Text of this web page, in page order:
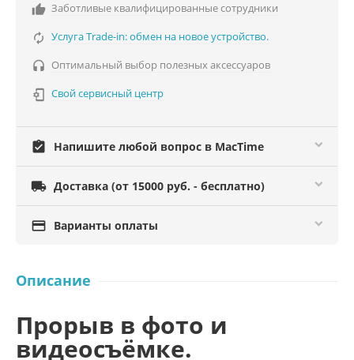
 Заботливые квалифицированные сотрудники
 Услуга Trade-in: обмен на новое устройство.
 Оптимальный выбор полезных аксессуаров
 Свой сервисный центр
assignment_turned_in Напишите любой вопрос в MacTime
 Доставка (от 15000 руб. - бесплатно)
 Варианты оплаты
Описание
Прорыв в фото и
видеосъёмке.